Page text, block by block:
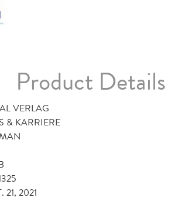
Product Details
VERLAG
& KARRIERE
21, 2021